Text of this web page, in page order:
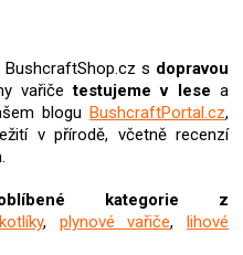
y
BushcraftShop.cz s dopravou
vařičetestujeme v lese a
blogu BushcraftPortal.cz,
v přírodě, včetně recenzí
kategorie z
kotlíky, plynové vařiče,lihové